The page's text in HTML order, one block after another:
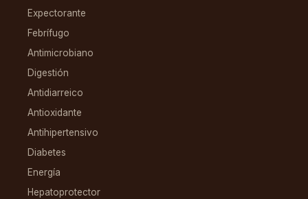
Expectorante
Febrífugo
Antimicrobiano
Digestión
Antidiarreico
Antioxidante
Antihipertensivo
Diabetes
Energía
Hepatoprotector